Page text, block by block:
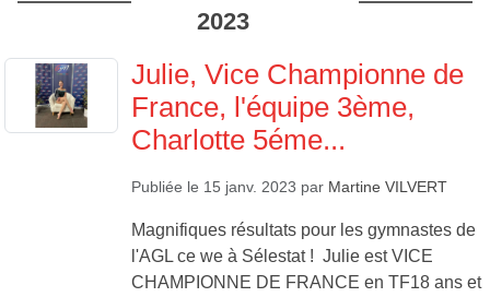
2023
Julie, Vice Championne de
France, l'équipe 3ème,
Charlotte 5éme...
Publiée le 15 janv. 2023 par Martine VILVERT
Magnifiques résultats pour les gymnastes de
l'AGL ce we à Sélestat ! Julie est VICE
CHAMPIONNE DE FRANCE en TF18 ans et